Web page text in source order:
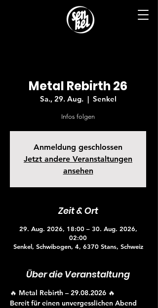
Metal Rebirth 26
Sa., 29. Aug.
  |
Senkel
Infos folgen
Anmeldung geschlossen
Jetzt andere Veranstaltungen
ansehen
Zeit & Ort
29. Aug. 2026, 18:00 – 30. Aug. 2026,
02:00
Senkel, Schwibogen, 4, 6370 Stans, Schweiz
Über die Veranstaltung
🔥 Metal Rebirth – 29.08.2026 🔥
Bereit für einen unvergesslichen Abend